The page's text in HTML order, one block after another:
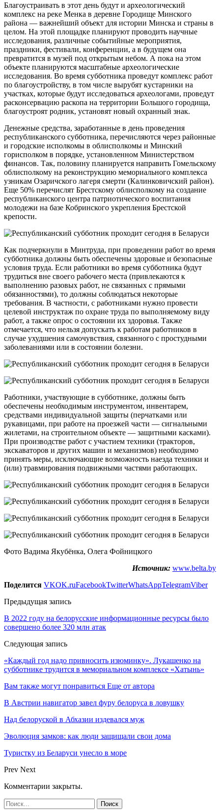
Благоустраивать в этот день будут и археологический
комплекс на реке Менка в деревне Городище Минского
района — важнейший объект для истории Минска и страны в
целом. На этой площадке планируют проводить научные
исследования, различные событийные мероприятия,
праздники, фестивали, конференции, а в будущем она
превратится в музей под открытым небом. А пока на этом
объекте планируются масштабные археологические
исследования. Во время субботника проведут комплекс работ
по благоустройству, в том числе вырубят кустарники на
участках, которые будут исследоваться археологами, проведут
расконсервацию раскопа на территории Большого городища,
благоустроят родник, установят новый охранный знак.
Денежные средства, заработанные в день проведения
республиканского субботника, перечисляются через районные
и городские исполкомы в облисполкомы и Минский
горисполком в порядке, установленном Министерством
финансов. Так, половину планируется направить Гомельскому
облисполкому на реконструкцию мемориального комплекса
узникам Озаричского лагеря смерти (Калинковичский район).
Еще 50% перечислят Брестскому облисполкому на создание
республиканского центра патриотического воспитания
молодежи на базе Кобринского укрепления Брестской
крепости.
Как подчеркнули в Минтруда, при проведении работ во время
субботника должны быть обеспечены здоровые и безопасные
условия труда. Если работники во время субботника будут
трудиться вне своего рабочего места (привлекаются к
выполнению разовых работ, не связанных с прямыми
обязанностями), то должны соблюдаться некоторые
требования. В частности, с работниками нужно провести
целевой инструктаж по охране труда по выполняемому виду
работ, а также опрос о состоянии их здоровья. Также
отмечается, что нельзя допускать к работам работников в
случае ухудшения самочувствия, связанного с простудными
заболеваниями или в состоянии болезни.
Работники, участвующие в субботнике, должны быть
обеспечены необходимым инструментом, инвентарем,
средствами индивидуальной защиты (перчатками или
рукавицами, при работе на проезжей части — сигнальными
жилетами, на строительном объекте — защитными касками).
При производстве работ с участием техники (тракторов,
экскаваторов и других машин и механизмов) необходимо
принять меры, исключающие возможность наезда техники и
(или) травмирования подвижными частями работающих.
Фото Вадима Якубёнка, Олега Фойницкого
Источник: www.belta.by
Поделится VKOK.ruFacebookTwitterWhatsAppTelegramViber
Предыдущая запись
В 2022 году на белорусские информационные ресурсы было
совершено более 320 млн атак
Следующая запись
«Каждый год надо привносить изюминку». Лукашенко на
субботнике трудится в мемориальном комплексе «Хатынь»
Вам также могут понравиться Еще от автора
В Австрии навигатор завел фуру белоруса в ловушку
Над белоруской в Абхазии издевался муж
Эволюция замков: как люди защищали свои дома
Туристку из Беларуси унесло в море
Prev Next
Комментарии закрыты.